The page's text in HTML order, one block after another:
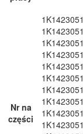
Nr na
części